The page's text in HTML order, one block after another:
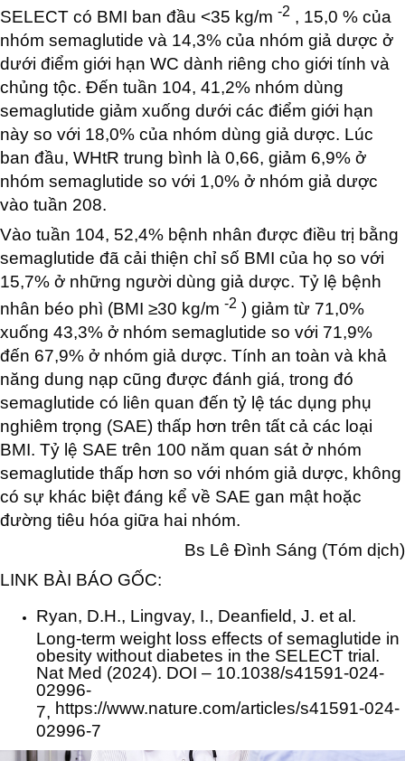
SELECT có BMI ban đầu <35 kg/m -2 , 15,0 % của
nhóm semaglutide và 14,3% của nhóm giả dược ở
dưới điểm giới hạn WC dành riêng cho giới tính và
chủng tộc. Đến tuần 104, 41,2% nhóm dùng
semaglutide giảm xuống dưới các điểm giới hạn
này so với 18,0% của nhóm dùng giả dược. Lúc
ban đầu, WHtR trung bình là 0,66, giảm 6,9% ở
nhóm semaglutide so với 1,0% ở nhóm giả dược
vào tuần 208.
Vào tuần 104, 52,4% bệnh nhân được điều trị bằng
semaglutide đã cải thiện chỉ số BMI của họ so với
15,7% ở những người dùng giả dược. Tỷ lệ bệnh
nhân béo phì (BMI ≥30 kg/m -2 ) giảm từ 71,0%
xuống 43,3% ở nhóm semaglutide so với 71,9%
đến 67,9% ở nhóm giả dược. Tính an toàn và khả
năng dung nạp cũng được đánh giá, trong đó
semaglutide có liên quan đến tỷ lệ tác dụng phụ
nghiêm trọng (SAE) thấp hơn trên tất cả các loại
BMI. Tỷ lệ SAE trên 100 năm quan sát ở nhóm
semaglutide thấp hơn so với nhóm giả dược, không
có sự khác biệt đáng kể về SAE gan mật hoặc
đường tiêu hóa giữa hai nhóm.
Bs Lê Đình Sáng (Tóm dịch)
LINK BÀI BÁO GỐC:
Ryan, D.H., Lingvay, I., Deanfield, J. et al.
Long-term weight loss effects of semaglutide in
obesity without diabetes in the SELECT trial.
Nat Med (2024). DOI – 10.1038/s41591-024-
02996-
7,
https://www.nature.com/articles/s41591-024-
02996-7